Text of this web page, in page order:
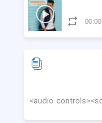
00:00